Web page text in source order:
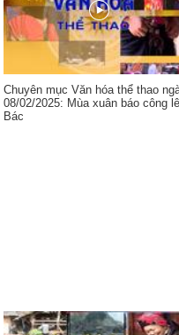
Chuyên mục Văn hóa thể thao
08/02/2025: Mùa xuân báo công
Bác